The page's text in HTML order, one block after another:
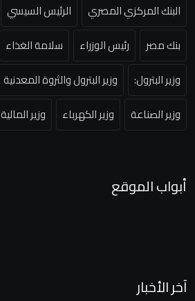
البنك المركزي المصري الرئيس السيسي
بنك مصر
رئيس الوزراء سلامة الغذاء
وزير البترول:
وزير البترول والثروة المعدنية
وزير الصناعة
وزير الكهرباء وزير المالية
أبواب الموقع
آخر الأخبار